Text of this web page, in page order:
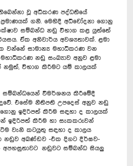
වූ අධිකරණ පද්ධතියේ
ගනී. මෙහිදී අධිචෝදනා ගොනු
සම්බන්ධ නඩු විභාග කළ යුත්තේ
ඒක අනිවාර්ය අවශ්‍යතාවක්. ළමා
වන්නේ සාමාන්‍ය මහාධිකරණ වන
නඩු සංඛ්‍යාව අනුව ළමා
නමුත්, විභාග කිරීමට යම් කාලයක්
සම්බන්ධයෙන් විමර්ශනය කිරීමේදී
එ‍සේම නීතිපති උපදෙස් අනුව නඩු
ඉදිරිපත් කිරීම සඳහා ද කාලයක්
ඉදිරිපත් කිරීම හා සැකකරුවන්
වැනි කටයුතු සඳහා ද කාලය
නඩුව අඛණ්ඩව -එක දිගට දීර්ඝව-
අපහසුතාවට නඩුවට සම්බන්ධ සියලු